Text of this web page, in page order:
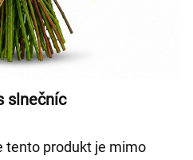
slnečníc
tento produkt je mimo